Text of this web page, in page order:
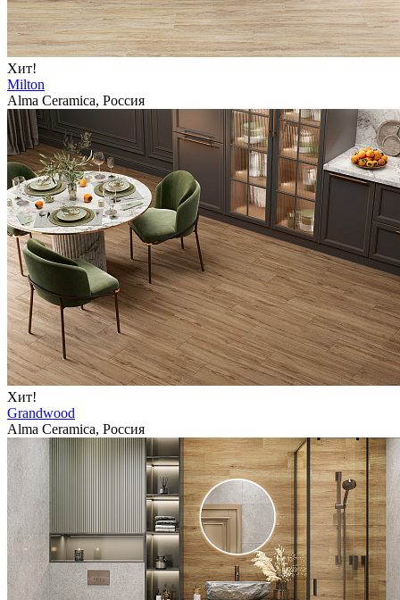
Хит!
Milton
Alma Ceramica, Россия
Хит!
Grandwood
Alma Ceramica, Россия